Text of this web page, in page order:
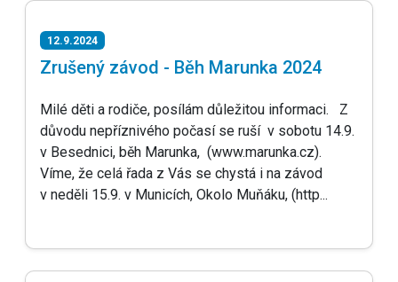
12.9.2024
Zrušený závod - Běh Marunka 2024
Milé děti a rodiče, posílám důležitou informaci. Z
důvodu nepříznivého počasí se ruší v sobotu 14.9.
v Besednici, běh Marunka, (www.marunka.cz).
Víme, že celá řada z Vás se chystá i na závod
v neděli 15.9. v Municích, Okolo Muňáku, (http...